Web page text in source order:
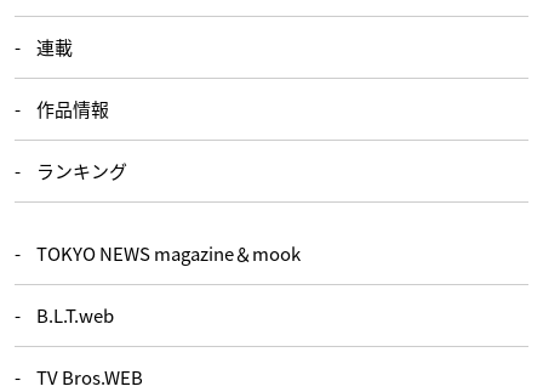
連載
作品情報
ランキング
TOKYO NEWS magazine＆mook
B.L.T.web
TV Bros.WEB